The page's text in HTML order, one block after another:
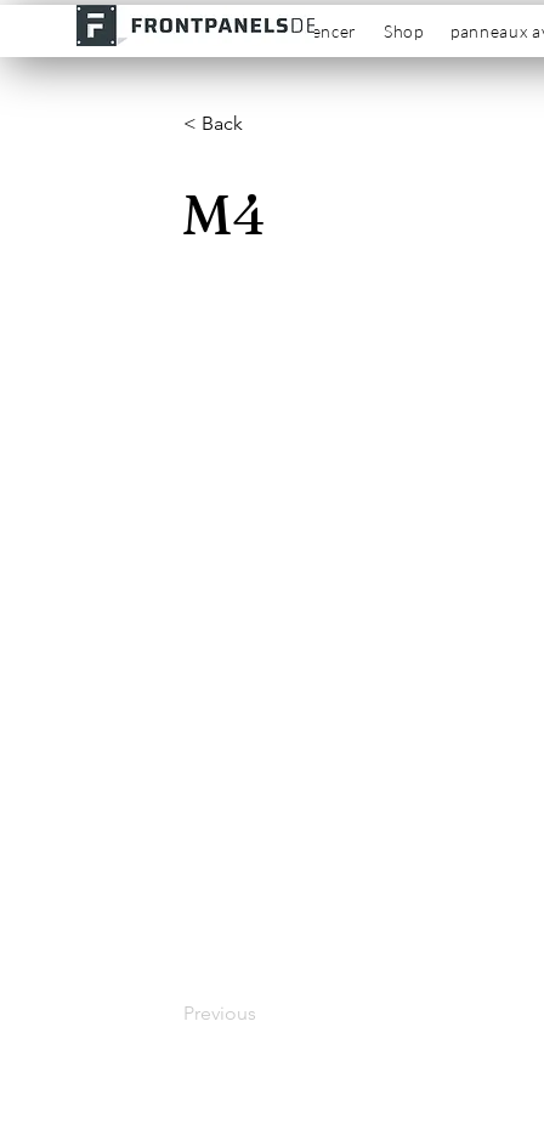
commencer Shop panneaux
< Back
M4
Previous